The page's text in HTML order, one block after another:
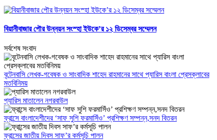
বিয়ানীবাজার পৌর উন্নয়ন সংস্হা ইউকে’র ১২ ডিসেম্বর সম্মেলন
সর্বশেষ সংবাদ
বৃটেনবাসি লেখক-গবেষক ও সাংবাদিক শাহেদ রাহমানের সাথে প্যারিস বাংলা প্রেসক্লাবের
মতবিনিময়
প্যারিস মাতালেন নগরবাউল
ফ্রান্সে বাংলাদেশীদের ‘সাফ সুশি ফরমাসিঁও’ প্রশিক্ষণ সম্পন্ন,সনদ বিতরন
ফ্রান্সের জাতীয় দিবস সাফ’র কর্মসূচি পালন